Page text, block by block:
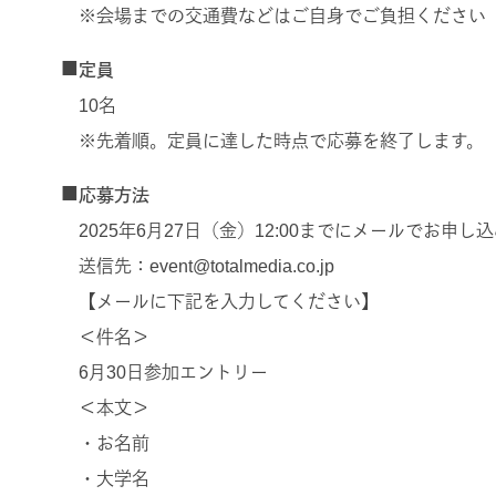
※会場までの交通費などはご自身でご負担ください
■定員
10名
※先着順。定員に達した時点で応募を終了します。
■応募方法
2025年6月27日（金）12:00までにメールでお申し込
送信先：event@totalmedia.co.jp
【メールに下記を入力してください】
＜件名＞
6月30日参加エントリー
＜本文＞
・お名前
・大学名